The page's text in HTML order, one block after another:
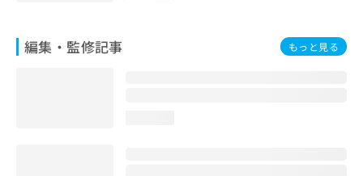
編集・監修記事 もっと見る